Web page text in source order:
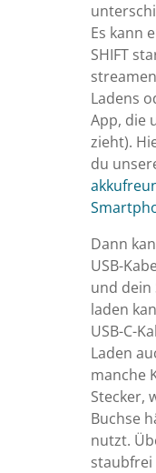
Es kann
SHIFT
Ladens
App, die
zieht).
du
Dann
USB-
und dein
laden
USB-C-
Laden
manche
Stecker,
Buchse
nutzt.
staubfrei